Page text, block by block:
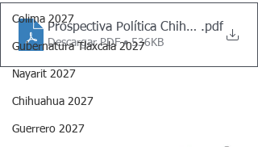
Colima 2027
Gubernatura Tlaxcala 2027
Nayarit 2027
Chihuahua 2027
Guerrero 2027
Prospectiva Política Chihuahua 2027
.pdf
Descargar PDF • 536KB